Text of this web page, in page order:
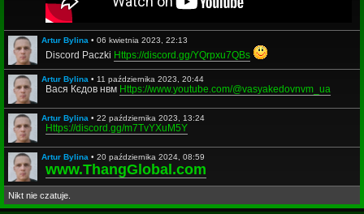
Artur Bylina • 06 kwietnia 2023, 22:13
Discord Paczki Https://discord.gg/YQrpxu7QBs
Artur Bylina • 11 października 2023, 20:44
Вася Кєдов нвм Https://www.youtube.com/@vasyakedovnvm_ua
Artur Bylina • 22 października 2023, 13:24
Https://discord.gg/m7TvYXuM5Y
Artur Bylina • 20 października 2024, 08:59
www.ThangGlobal.com
Nikt nie czatuje.